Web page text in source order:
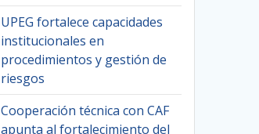
UPEG fortalece capacidades
institucionales en
procedimientos y gestión de
riesgos
Cooperación técnica con CAF
apunta al fortalecimiento del